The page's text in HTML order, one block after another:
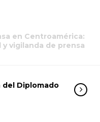
en Centroamérica:
vigilanda de prensa
del Diplomado